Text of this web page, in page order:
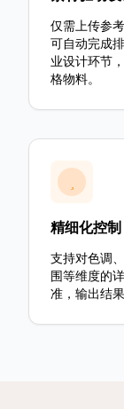
仅需上传参
可自动完成
业设计环节
格物料。
精细化控
支持对色调
围等维度的
准，输出结